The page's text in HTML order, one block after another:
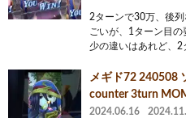
2ターンで30万、後
ごいが、1ターン目
少の違いはあれど、2
メギド72 240508
counter 3turn
2024.06.16